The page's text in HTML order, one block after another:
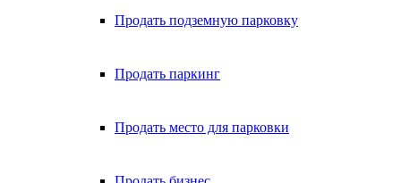
Продать подземную парковку
Продать паркинг
Продать место для парковки